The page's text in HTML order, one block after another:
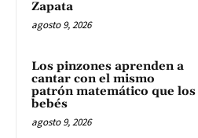
Zapata
agosto 9, 2026
Los pinzones aprenden a
cantar con el mismo
patrón matemático que los
bebés
agosto 9, 2026